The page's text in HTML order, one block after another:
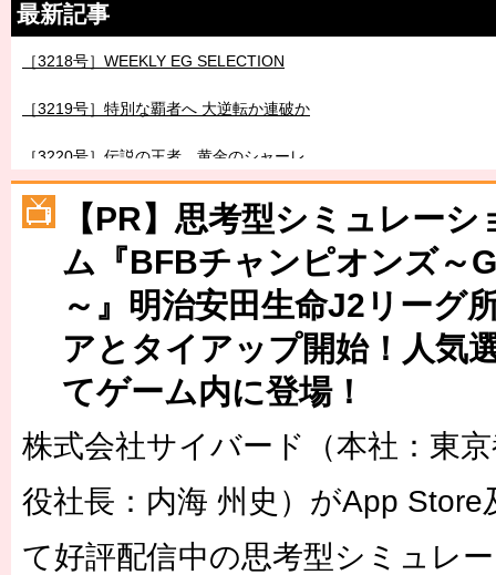
最新記事
［3217号］最高の景色へ出国
［3218号］WEEKLY EG SELECTION
［3219号］特別な覇者へ 大逆転か連破か
［3220号］伝説の王者、黄金のシャーレ
［3230号］世界一への夢は終わらない
［3223号］一丸。日本出陣
［3222号］史上最大のW杯開幕 注目は「個」
【PR】思考型シミュレー
ム『BFBチャンピオンズ～
～』明治安田生命J2リーグ
アとタイアップ開始！人気
てゲーム内に登場！
株式会社サイバード（本社：東
役社長：内海 州史）がApp
て好評配信中の思考型シミュレ